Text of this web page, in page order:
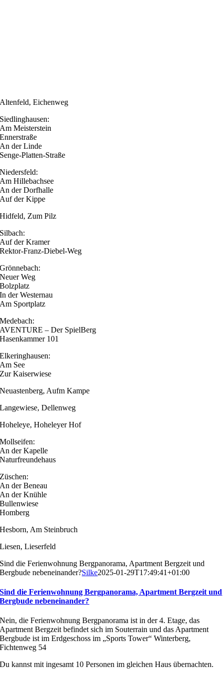
Altenfeld, Eichenweg
Siedlinghausen:
Am Meisterstein
Ennerstraße
An der Linde
Senge-Platten-Straße
Niedersfeld:
Am Hillebachsee
An der Dorfhalle
Auf der Kippe
Hidfeld, Zum Pilz
Silbach:
Auf der Kramer
Rektor-Franz-Diebel-Weg
Grönnebach:
Neuer Weg
Bolzplatz
In der Westernau
Am Sportplatz
Medebach:
AVENTURE – Der SpielBerg
Hasenkammer 101
Elkeringhausen:
Am See
Zur Kaiserwiese
Neuastenberg, Aufm Kampe
Langewiese, Dellenweg
Hoheleye, Hoheleyer Hof
Mollseifen:
An der Kapelle
Naturfreundehaus
Züschen:
An der Beneau
An der Knühle
Bullenwiese
Homberg
Hesborn, Am Steinbruch
Liesen, Lieserfeld
Sind die Ferienwohnung Bergpanorama, Apartment Bergzeit und
Bergbude nebeneinander?Silke2025-01-29T17:49:41+01:00
Sind die Ferienwohnung Bergpanorama, Apartment Bergzeit und
Bergbude nebeneinander?
Nein, die Ferienwohnung Bergpanorama ist in der 4. Etage, das
Apartment Bergzeit befindet sich im Souterrain und das Apartment
Bergbude ist im Erdgeschoss im „Sports Tower“ Winterberg,
Fichtenweg 54
Du kannst mit ingesamt 10 Personen im gleichen Haus übernachten.